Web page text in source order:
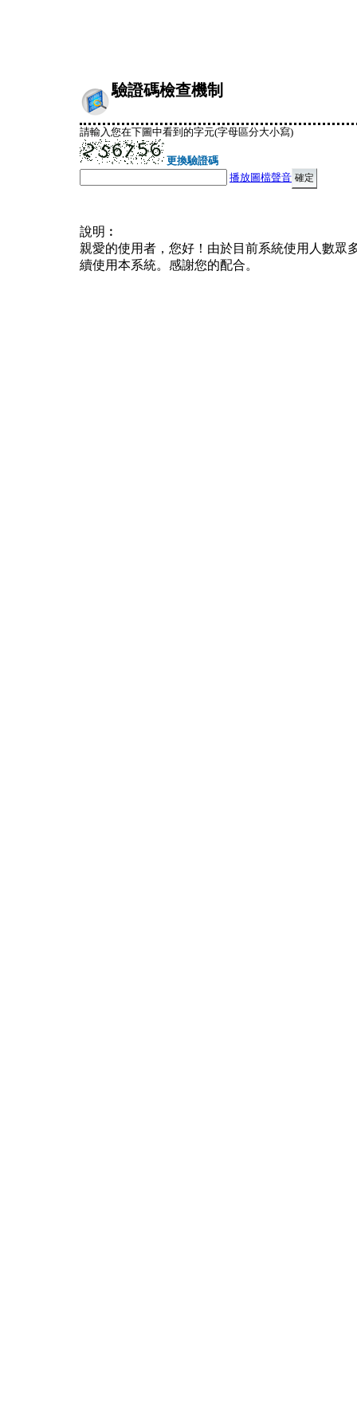
驗證碼檢查機制
請輸入您在下圖中看到的字元(字母區分大小寫)
更換驗證碼
播放圖檔聲音
說明︰
親愛的使用者，您好！由於目前系統使用人數眾
續使用本系統。感謝您的配合。